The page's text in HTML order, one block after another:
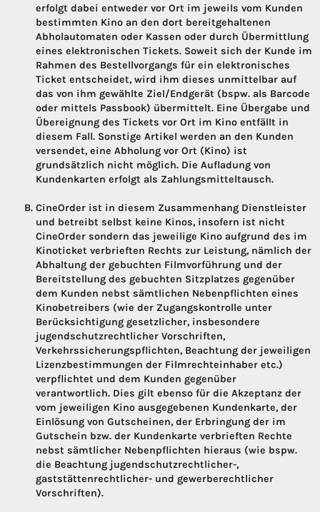
erfolgt dabei entweder vor Ort im jeweils vom Kunden
bestimmten Kino an den dort bereitgehaltenen
Abholautomaten oder Kassen oder durch Übermittlung
eines elektronischen Tickets. Soweit sich der Kunde im
Rahmen des Bestellvorgangs für ein elektronisches
Ticket entscheidet, wird ihm dieses unmittelbar auf
das von ihm gewählte Ziel/Endgerät (bspw. als Barcode
oder mittels Passbook) übermittelt. Eine Übergabe und
Übereignung des Tickets vor Ort im Kino entfällt in
diesem Fall. Sonstige Artikel werden an den Kunden
versendet, eine Abholung vor Ort (Kino) ist
grundsätzlich nicht möglich. Die Aufladung von
Kundenkarten erfolgt als Zahlungsmitteltausch.
CineOrder ist in diesem Zusammenhang Dienstleister
und betreibt selbst keine Kinos, insofern ist nicht
CineOrder sondern das jeweilige Kino aufgrund des im
Kinoticket verbrieften Rechts zur Leistung, nämlich der
Abhaltung der gebuchten Filmvorführung und der
Bereitstellung des gebuchten Sitzplatzes gegenüber
dem Kunden nebst sämtlichen Nebenpflichten eines
Kinobetreibers (wie der Zugangskontrolle unter
Berücksichtigung gesetzlicher, insbesondere
jugendschutzrechtlicher Vorschriften,
Verkehrssicherungspflichten, Beachtung der jeweiligen
Lizenzbestimmungen der Filmrechteinhaber etc.)
verpflichtet und dem Kunden gegenüber
verantwortlich. Dies gilt ebenso für die Akzeptanz der
vom jeweiligen Kino ausgegebenen Kundenkarte, der
Einlösung von Gutscheinen, der Erbringung der im
Gutschein bzw. der Kundenkarte verbrieften Rechte
nebst sämtlicher Nebenpflichten hieraus (wie bspw.
die Beachtung jugendschutzrechtlicher-,
gaststättenrechtlicher- und gewerberechtlicher
Vorschriften).